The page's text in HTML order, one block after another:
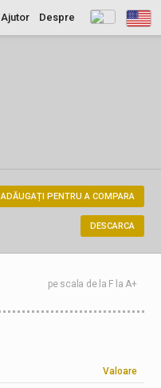
Despre
Ajutor
ADĂUGAȚI PENTRU A COMPARA
DESCARCA
pe scala de la F la A+
Valoare